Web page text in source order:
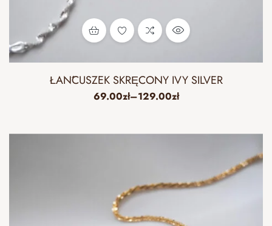
ŁAŃCUSZEK SKRĘCONY IVY SILVER
69.00zł–129.00zł